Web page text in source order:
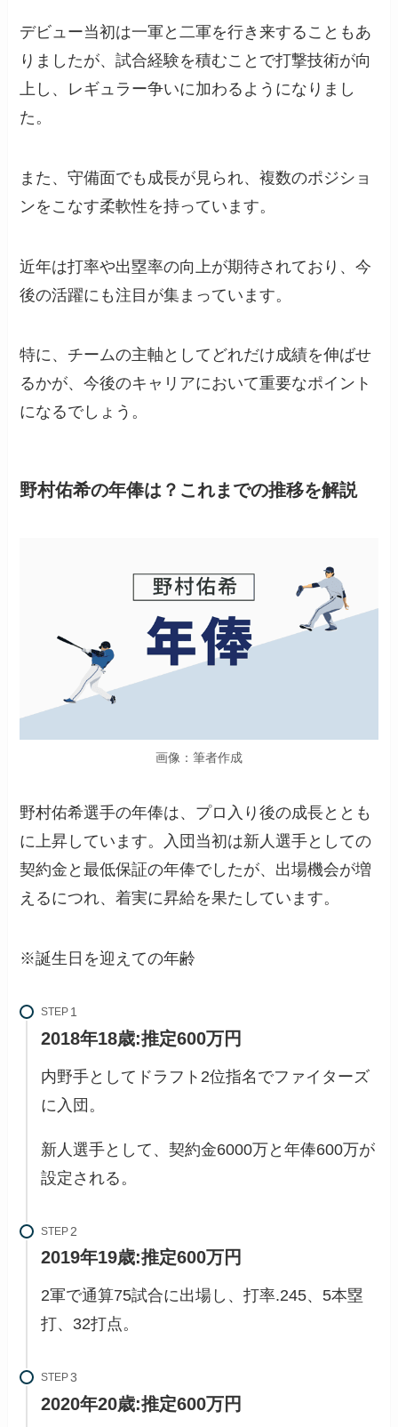
デビュー当初は一軍と二軍を行き来することもあ
りましたが、試合経験を積むことで打撃技術が向
上し、レギュラー争いに加わるようになりまし
た。
また、守備面でも成長が見られ、複数のポジショ
ンをこなす柔軟性を持っています。
近年は打率や出塁率の向上が期待されており、今
後の活躍にも注目が集まっています。
特に、チームの主軸としてどれだけ成績を伸ばせ
るかが、今後のキャリアにおいて重要なポイント
になるでしょう。
野村佑希の年俸は？これまでの推移を解説
画像：筆者作成
野村佑希選手の年俸は、プロ入り後の成長ととも
に上昇しています。入団当初は新人選手としての
契約金と最低保証の年俸でしたが、出場機会が増
えるにつれ、着実に昇給を果たしています。
※誕生日を迎えての年齢
STEP
2018年18歳:推定600万円
内野手としてドラフト2位指名でファイターズ
に入団。
新人選手として、契約金6000万と年俸600万が
設定される。
STEP
2019年19歳:推定600万円
2軍で通算75試合に出場し、打率.245、5本塁
打、32打点。
STEP
2020年20歳:推定600万円